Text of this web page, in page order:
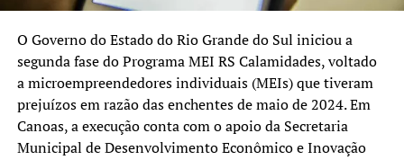
Reformas estruturantes
A transformação da política de gestão de pessoas no
Estado começou ainda em 2019, com a aprovação da
Reforma RS. O pacote de medidas propôs a modernização
administrativa e previdenciária do serviço público e foi
fundamental para o equilíbrio das finanças estaduais,
O Governo do Estado do Rio Grande do Sul iniciou a
segunda fase do Programa MEI RS Calamidades, voltado
a microempreendedores individuais (MEIs) que tiveram
prejuízos em razão das enchentes de maio de 2024. Em
Canoas, a execução conta com o apoio da Secretaria
Municipal de Desenvolvimento Econômico e Inovação